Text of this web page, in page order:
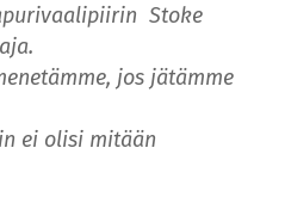
Stoke
jos jätämme
ei olisi mitään